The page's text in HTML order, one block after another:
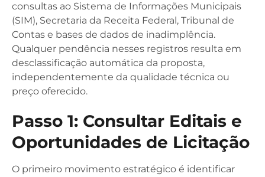
consultas ao Sistema de Informações Municipais
(SIM), Secretaria da Receita Federal, Tribunal de
Contas e bases de dados de inadimplência.
Qualquer pendência nesses registros resulta em
desclassificação automática da proposta,
independentemente da qualidade técnica ou
preço oferecido.
Passo 1: Consultar Editais e
Oportunidades de Licitação
O primeiro movimento estratégico é identificar